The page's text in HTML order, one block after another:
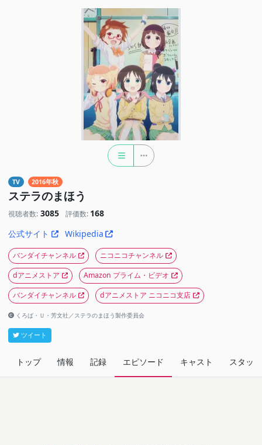
TV 2016年秋
ステラのまほう
視聴者数: 3085 評価数: 168
公式サイト
Wikipedia
バンダイチャンネル
ニコニコチャンネル
dアニメストア
Amazon プライム・ビデオ
バンダイチャンネル
dアニメストア ニコニコ支店
くろば・Ｕ・芳文社／ステラのまほう製作委員会
ツイート
トップ 情報 記録 エピソード キャスト スタッフ